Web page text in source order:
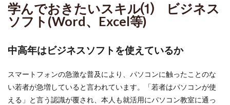
学んでおきたいスキル⑴ ビジネス
ソフト(Word、Excel等)
中高年はビジネスソフトを使えているか
スマートフォンの急激な普及により、パソコンに触ったことのな
い若者が急増していると言われています。「若者はパソコンが使
える」と言う認識が覆され、本人も就活用にパソコン教室に通っ